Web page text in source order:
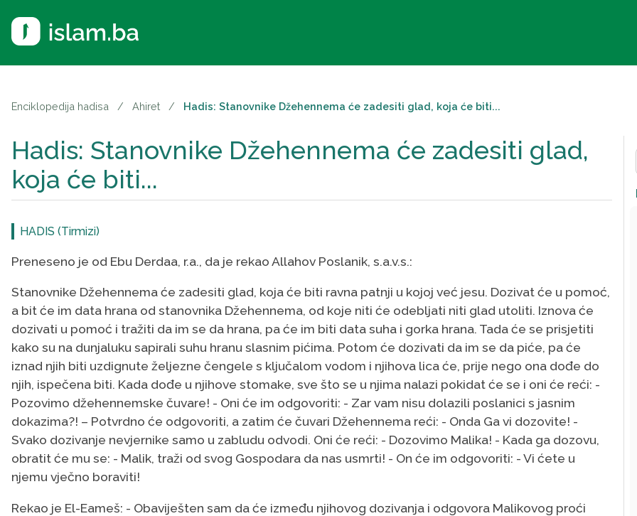
Enciklopedija hadisa / Ahiret / Hadis: Stanovnike Džehennema će zadesiti glad, koja će biti...
Hadis: Stanovnike Džehennema će zadesiti glad,
koja će biti...
HADIS (Tirmizi)
Preneseno je od Ebu Derdaa, r.a., da je rekao Allahov Poslanik, s.a.v.s.:
Stanovnike Džehennema će zadesiti glad, koja će biti ravna patnji u kojoj već jesu. Dozivat će u pomoć,
a bit će im data hrana od stanovnika Džehennema, od koje niti će odebljati niti glad utoliti. Iznova će
dozivati u pomoć i tražiti da im se da hrana, pa će im biti data suha i gorka hrana. Tada će se prisjetiti
kako su na dunjaluku sapirali suhu hranu slasnim pićima. Potom će dozivati da im se da piće, pa će
iznad njih biti uzdignute željezne čengele s ključalom vodom i njihova lica će, prije nego ona dođe do
njih, ispečena biti. Kada dođe u njihove stomake, sve što se u njima nalazi pokidat će se i oni će reći: -
Pozovimo džehennemske čuvare! - Oni će im odgovoriti: - Zar vam nisu dolazili poslanici s jasnim
dokazima?! – Potvrdno će odgovoriti, a zatim će čuvari Džehennema reći: - Onda Ga vi dozovite! -
Svako dozivanje nevjernike samo u zabludu odvodi. Oni će reći: - Dozovimo Malika! - Kada ga dozovu,
obratit će mu se: - Malik, traži od svog Gospodara da nas usmrti! - On će im odgovoriti: - Vi ćete u
njemu vječno boraviti!
Rekao je El-Eameš: - Obaviješten sam da će između njihovog dozivanja i odgovora Malikovog proći